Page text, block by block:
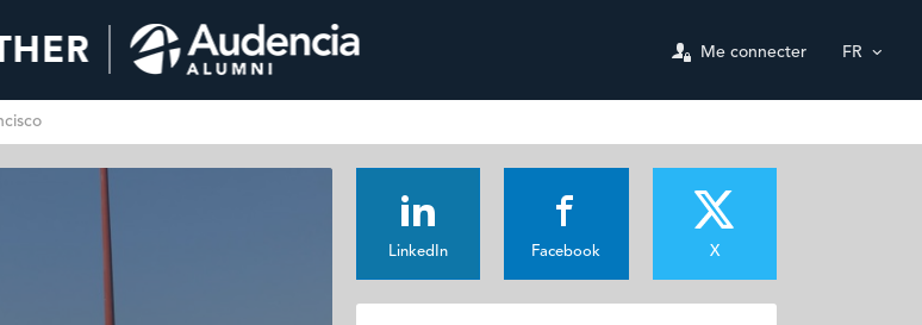
Me connecter FR
LinkedIn Facebook X